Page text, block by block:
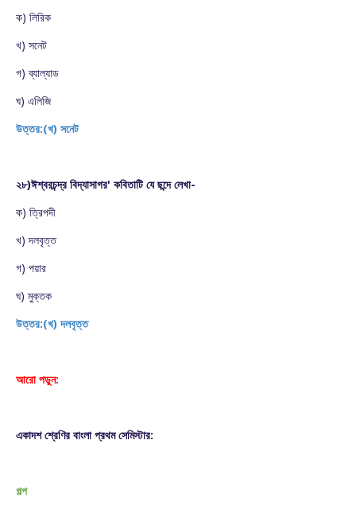
ক) লিরিক
খ) সনেট
গ) ব্যাল্যাড
ঘ) এলিজি
উত্তর:(খ) সনেট
২৮)ঈশ্বরচন্দ্র বিদ্যাসাগর' কবিতাটি যে ছন্দে লেখা-
ক) ত্রিপদী
খ) দলবৃত্ত
গ) পয়ার
ঘ) মুক্তক
উত্তর:(খ) দলবৃত্ত
আরো পড়ুন:
একাদশ শ্রেণির বাংলা প্রথম সেমিস্টার:
গল্প